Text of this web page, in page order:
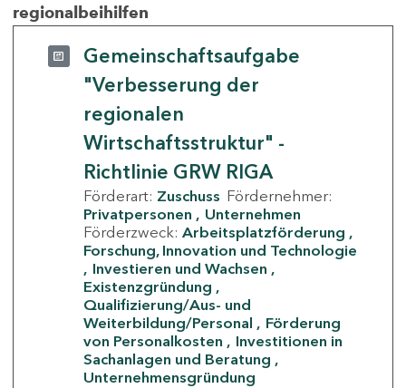
regionalbeihilfen
Gemeinschaftsaufgabe
"Verbesserung der
regionalen
Wirtschaftsstruktur" -
Richtlinie GRW RIGA
Förderart: Zuschuss Fördernehmer:
Privatpersonen
Unternehmen
Förderzweck: Arbeitsplatzförderung
Forschung, Innovation und Technologie
Investieren und Wachsen
Existenzgründung
Qualifizierung/Aus- und
Weiterbildung/Personal
Förderung
von Personalkosten
Investitionen in
Sachanlagen und Beratung
Unternehmensgründung